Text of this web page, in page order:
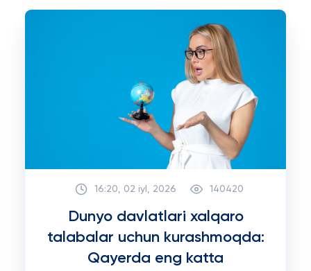
16:20, 02 iyl, 2026 140420
Dunyo davlatlari xalqaro
talabalar uchun kurashmoqda:
Qayerda eng katta